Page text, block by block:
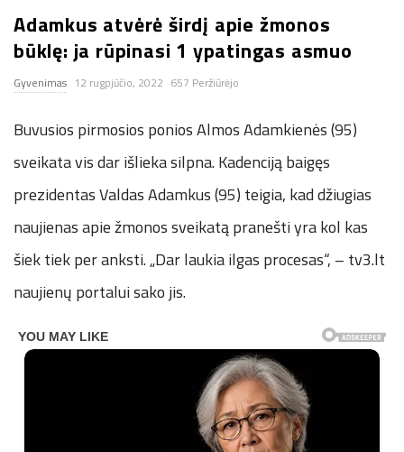
n
.
n
e
t
Adamkus atvėrė širdį apie žmonos
būklę: ja rūpinasi 1 ypatingas asmuo
Gyvenimas 12 rugpjūčio, 2022 657 Peržiūrėjo
Buvusios pirmosios ponios Almos Adamkienės (95)
sveikata vis dar išlieka silpna. Kadenciją baigęs
prezidentas Valdas Adamkus (95) teigia, kad džiugias
naujienas apie žmonos sveikatą pranešti yra kol kas
šiek tiek per anksti. „Dar laukia ilgas procesas“, – tv3.lt
naujienų portalui sako jis.